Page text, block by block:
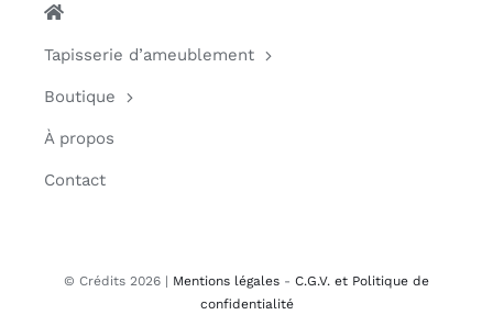
Tapisserie d’ameublement
Boutique
À propos
Contact
© Crédits 2026 | Mentions légales - C.G.V. et Politique de
confidentialité